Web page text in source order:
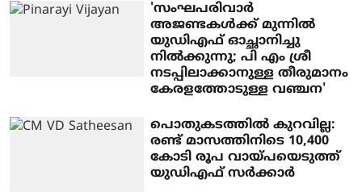
'സംഘപരിവാർ
അജണ്ടകൾക്ക് മുന്നിൽ
യുഡിഎഫ് ഓച്ഛാനിച്ചു
നിൽക്കുന്നു; പി എം ശ്രീ
നടപ്പിലാക്കാനുള്ള തീരുമാനം
കേരളത്തോടുള്ള വഞ്ചന'
പൊതുകടത്തിൽ കുറവില്ല:
രണ്ട് മാസത്തിനിടെ 10,400
കോടി രൂപ വായ്പയെടുത്ത്
യുഡിഎഫ് സർക്കാർ